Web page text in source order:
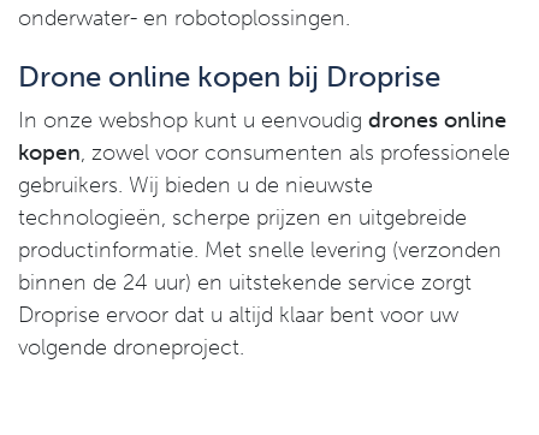
onderwater- en robotoplossingen.
Drone online kopen bij Droprise
In onze webshop kunt u eenvoudig drones online
kopen, zowel voor consumenten als professionele
gebruikers. Wij bieden u de nieuwste
technologieën, scherpe prijzen en uitgebreide
productinformatie. Met snelle levering (verzonden
binnen de 24 uur) en uitstekende service zorgt
Droprise ervoor dat u altijd klaar bent voor uw
volgende droneproject.